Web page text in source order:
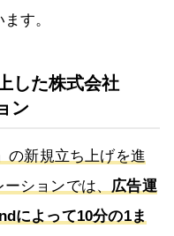
す。
した株式会社
ン
の新規立ち上げを進
ションでは、 広告運
によって10分の1ま